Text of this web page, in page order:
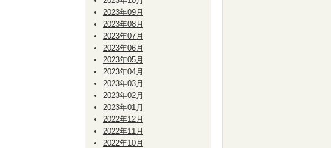
2023年09月
2023年08月
2023年07月
2023年06月
2023年05月
2023年04月
2023年03月
2023年02月
2023年01月
2022年12月
2022年11月
2022年10月